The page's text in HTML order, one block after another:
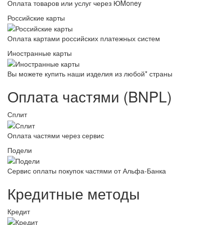
Оплата товаров или услуг через ЮMoney
Российские карты
Оплата картами российских платежных систем
Иностранные карты
Вы можете купить наши изделия из любой* страны
Оплата частями (BNPL)
Сплит
Оплата частями через сервис
Подели
Сервис оплаты покупок частями от Альфа-Банка
Кредитные методы
Кредит